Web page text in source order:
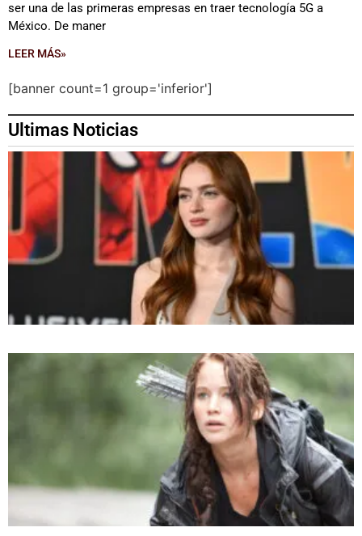
ser una de las primeras empresas en traer tecnología 5G a
México. De maner
LEER MÁS»
[banner count=1 group='inferior']
Ultimas Noticias